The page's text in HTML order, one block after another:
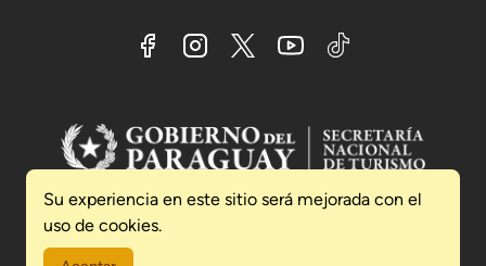
Su experiencia en este sitio será mejorada con el
uso de cookies.
2026 © Secretaría Nacional de Turismo SENATUR
Presidencia de la República del Paraguay